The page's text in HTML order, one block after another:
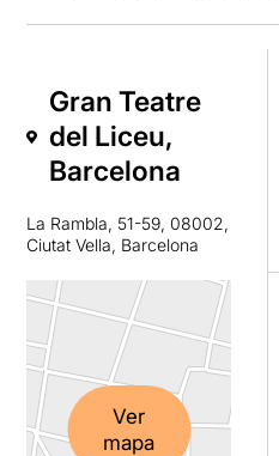
Gran Teatre
del Liceu,
Barcelona
La Rambla, 51-59, 08002,
Ciutat Vella, Barcelona
Ver
mapa